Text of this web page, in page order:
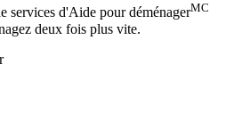
services d'Aide pour déménagerMC
deux fois plus vite.